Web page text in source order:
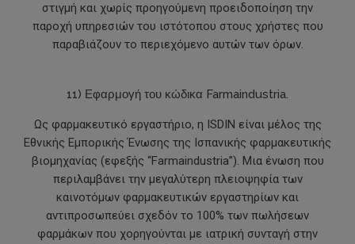
στιγμή και χωρίς προηγούμενη προειδοποίηση την
παροχή υπηρεσιών του ιστότοπου στους χρήστες που
παραβιάζουν το περιεχόμενο αυτών των όρων.
11) Εφαρμογή του κώδικα Farmaindustria.
Ως φαρμακευτικό εργαστήριο, η ISDIN είναι μέλος της
Εθνικής Εμπορικής Ένωσης της Ισπανικής φαρμακευτικής
βιομηχανίας (εφεξής “Farmaindustria”). Μια ένωση που
περιλαμβάνει την μεγαλύτερη πλειοψηφία των
καινοτόμων φαρμακευτικών εργαστηρίων και
αντιπροσωπεύει σχεδόν το 100% των πωλήσεων
φαρμάκων που χορηγούνται με ιατρική συνταγή στην